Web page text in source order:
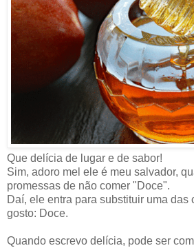
Que delícia de lugar e de sabor!
Sim, adoro mel ele é meu salvador,
promessas de não comer "Doce".
Daí, ele entra para substituir uma das
gosto: Doce.
Quando escrevo delícia, pode ser